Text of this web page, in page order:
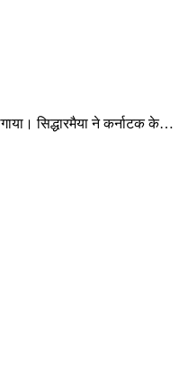
सिद्धारमैया ने कर्नाटक के…